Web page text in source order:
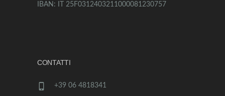
IBAN: IT 25F0312403211000081230757
CONTATTI
+39 06 4818341